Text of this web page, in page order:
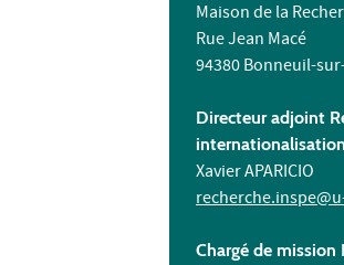
Maison de la
Rue Jean Macé
94380 Bonneuil-
Directeur adjoint
internationalisation
Xavier APARICIO
Chargé de mission